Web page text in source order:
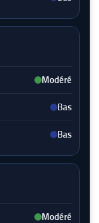
Modéré
Bas
Bas
Modéré